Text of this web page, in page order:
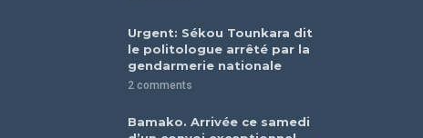
Urgent: Sékou Tounkara dit
le politologue arrêté par la
gendarmerie nationale
2 comments
Bamako. Arrivée ce samedi